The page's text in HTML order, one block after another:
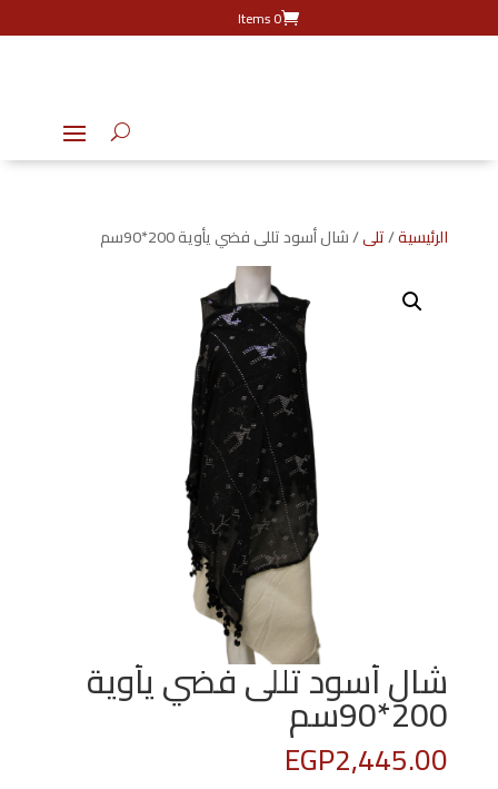
0 Items
الرئيسية/تلى/ شال أسود تللى فضي يأوية 200*90سم
شال أسود تللى فضي يأوية
200*90سم
EGP2,445.00